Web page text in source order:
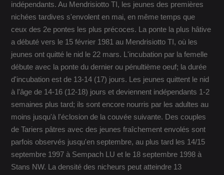
indépendants. Au Mendrisiotto TI, les jeunes des premières
nichées tardives s'envolent en mai, en même temps que
ceux des 2e pontes les plus précoces. La ponte la plus hâtive
a débuté vers le 15 février 1981 au Mendrisiotto TI, où les
jeunes ont quitté le nid le 22 mars. L'incubation par la femelle
débute avec la ponte du dernier ou pénultième oeuf; la durée
d'incubation est de 13-14 (17) jours. Les jeunes quittent le nid
à l'âge de 14-16 (12-18) jours et deviennent indépendants 1-2
semaines plus tard; ils sont encore nourris par les adultes au
moins jusqu'à l'éclosion de la couvée suivante. Des couples
de Tariers pâtres avec des jeunes fraîchement envolés sont
parfois observés jusqu'en septembre, au plus tard les 14/15
septembre 1997 à Sempach LU et le 18 septembre 1998 à
Stans NW. La densité des nicheurs peut atteindre 13